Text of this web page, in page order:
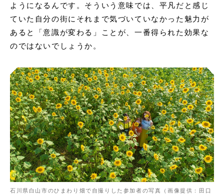
ようになるんです。そういう意味では、平凡だと感じ
ていた自分の街にそれまで気づいていなかった魅力が
あると「意識が変わる」ことが、一番得られた効果な
のではないでしょうか。
石川県白山市のひまわり畑で自撮りした参加者の写真（画像提供：田口